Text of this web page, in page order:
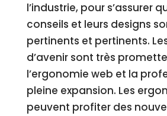
l’industrie, pour s’assurer
conseils et leurs designs
pertinents et pertinents.
d’avenir sont très
l’ergonomie web et la
pleine expansion. Les
peuvent profiter des